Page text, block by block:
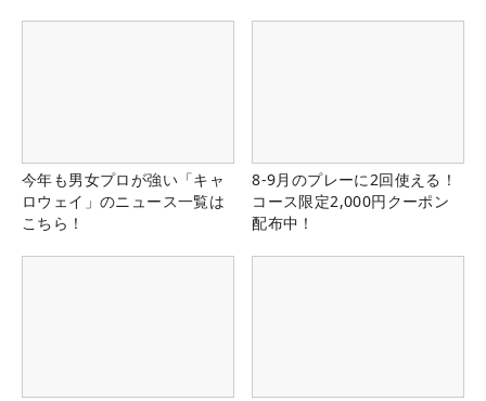
今年も男女プロが強い「キャ
ロウェイ」のニュース一覧は
こちら！
8-9月のプレーに2回使える！
コース限定2,000円クーポン
配布中！